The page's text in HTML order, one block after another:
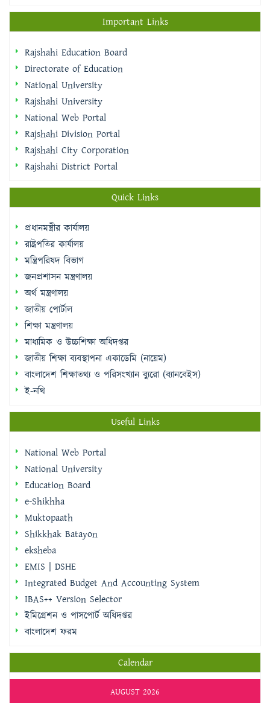
Important Links
Rajshahi Education Board
Directorate of Education
National University
Rajshahi University
National Web Portal
Rajshahi Division Portal
Rajshahi City Corporation
Rajshahi District Portal
Quick Links
প্রধানমন্ত্রীর কার্যালয়
রাষ্ট্রপতির কার্যালয়
মন্ত্রিপরিষদ বিভাগ
জনপ্রশাসন মন্ত্রণালয়
অর্থ মন্ত্রণালয়
জাতীয় পোর্টাল
শিক্ষা মন্ত্রণালয়
মাধ্যমিক ও উচ্চশিক্ষা অধিদপ্তর
জাতীয় শিক্ষা ব্যবস্থাপনা একাডেমি (নায়েম)
বাংলাদেশ শিক্ষাতথ্য ও পরিসংখ্যান ব্যুরো (ব্যানবেইস)
ই-নথি
Useful Links
National Web Portal
National University
Education Board
e-Shikhha
Muktopaath
Shikkhak Batayon
eksheba
EMIS | DSHE
Integrated Budget And Accounting System
IBAS++ Version Selector
ইমিগ্রেশন ও পাসপোর্ট অধিদপ্তর
বাংলাদেশ ফরম
Calendar
AUGUST 2026